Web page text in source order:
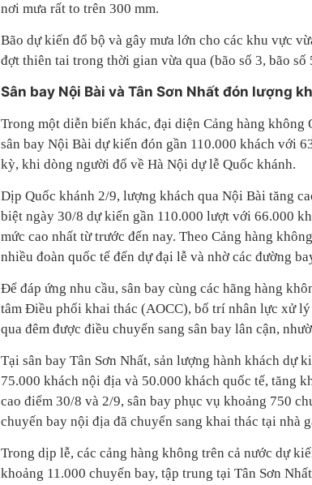
nơi mưa rất to trên 300 mm.
Bão dự kiến đổ bộ và gây mưa lớn cho các khu vực
đợt thiên tai trong thời gian vừa qua (bão số 3, bão số
Sân bay Nội Bài và Tân Sơn Nhất đón lượng
Trong một diễn biến khác, đại diện Cảng hàng
sân bay Nội Bài dự kiến đón gần 110.000 khách với
kỳ, khi dòng người đổ về Hà Nội dự lễ Quốc khánh.
Dịp Quốc khánh 2/9, lượng khách qua Nội Bài tăng
biệt ngày 30/8 dự kiến gần 110.000 lượt với 66.000
mức cao nhất từ trước đến nay. Theo Cảng hàng
nhiều đoàn quốc tế đến dự đại lễ và nhờ các đường
Để đáp ứng nhu cầu, sân bay cùng các hãng hàng
tâm Điều phối khai thác (AOCC), bố trí nhân lực xử
qua đêm được điều chuyển sang sân bay lân cận,
Tại sân bay Tân Sơn Nhất, sản lượng hành khách dự
75.000 khách nội địa và 50.000 khách quốc tế, tăng
cao điểm 30/8 và 2/9, sân bay phục vụ khoảng 750
chuyến bay nội địa đã chuyển sang khai thác tại nhà
Trong dịp lễ, các cảng hàng không trên cả nước dự
khoảng 11.000 chuyến bay, tập trung tại Tân Sơn